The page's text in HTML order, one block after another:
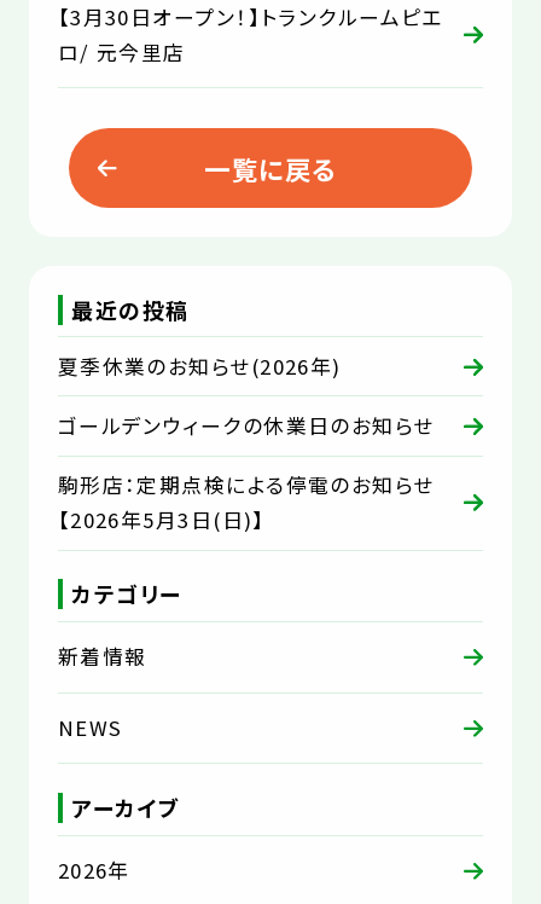
【3月30日オープン！】トランクルームピエ
ロ/ 元今里店
一覧に戻る
最近の投稿
夏季休業のお知らせ(2026年)
ゴールデンウィークの休業日のお知らせ
駒形店：定期点検による停電のお知らせ
【2026年5月3日(日)】
カテゴリー
新着情報
NEWS
アーカイブ
2026年